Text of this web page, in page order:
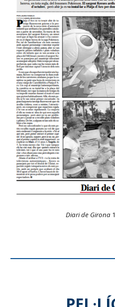
Diari de Girona